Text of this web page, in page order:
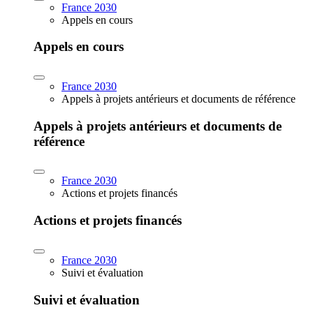
France 2030
Appels en cours
Appels en cours
France 2030
Appels à projets antérieurs et documents de référence
Appels à projets antérieurs et documents de
référence
France 2030
Actions et projets financés
Actions et projets financés
France 2030
Suivi et évaluation
Suivi et évaluation